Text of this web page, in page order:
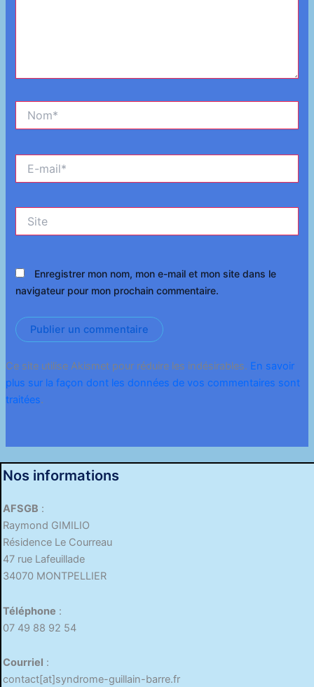
mail*
Enregistrer mon nom, mon e-mail et mon site dans le
navigateur pour mon prochain commentaire.
Ce site utilise Akismet pour réduire les indésirables. En savoir
plus sur la façon dont les données de vos commentaires sont
traitées.
Nos informations
AFSGB :
Raymond GIMILIO
Résidence Le Courreau
47 rue Lafeuillade
34070 MONTPELLIER
Téléphone :
07 49 88 92 54
Courriel :
contact[at]syndrome-guillain-barre.fr